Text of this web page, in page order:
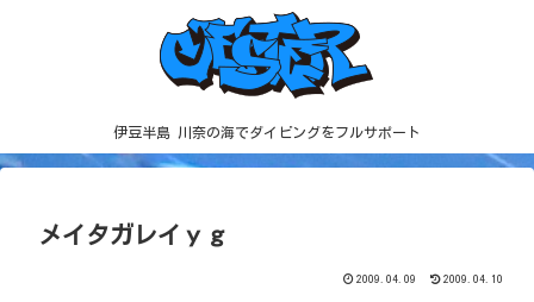
伊豆半島 川奈の海でダイビングをフルサポート
メイタガレイｙｇ
2009.04.09 2009.04.10